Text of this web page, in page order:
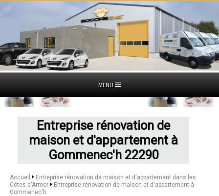
MENU
Entreprise rénovation de
maison et d'appartement à
Gommenec'h 22290
Accueil
Entreprise rénovation de maison et d'appartement dans les
Côtes-d'Armor
Entreprise rénovation de maison et d'appartement à
Gommenec'h